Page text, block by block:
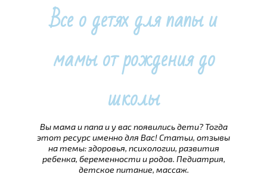
Все о детях для папы и
мамы от рождения до
школы
Вы мама и папа и у вас появились дети? Тогда
этот ресурс именно для Вас! Статьи, отзывы
на темы: здоровья, психологии, развития
ребенка, беременности и родов. Педиатрия,
детское питание, массаж.